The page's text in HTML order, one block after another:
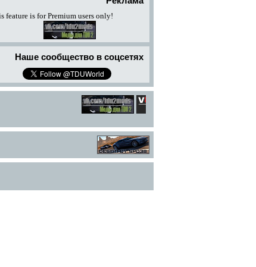
feature is for Premium users only!
Наше сообщество в соцсетях